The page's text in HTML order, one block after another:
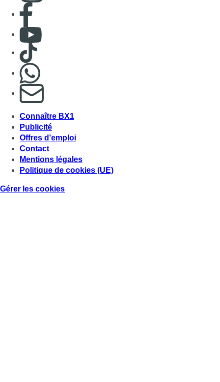
Consulter page Facebook
Consulter Youtube
Consulter TikTok
S'abonner à notre newsletter
Connaître BX1
Publicité
Offres d'emploi
Contact
Mentions légales
Politique de cookies (UE)
Gérer les cookies